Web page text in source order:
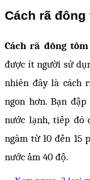
Cách rã
Cách rã đông tôm
được ít người sử
nhiên đây là cách
ngon hơn. Bạn
nước lạnh, tiếp đó
ngâm từ 10 đến 15
nước ấm 40 độ.